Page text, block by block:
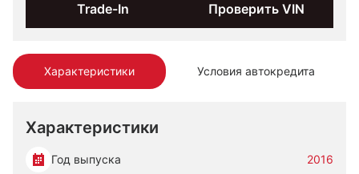
Характеристики Условия автокредита
Характеристики
Год выпуска 2016
Trade-In Проверить VIN